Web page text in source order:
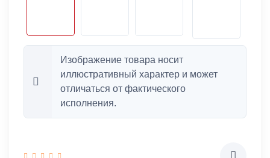
Изображение товара носит
иллюстративный характер и может
отличаться от фактического
исполнения.